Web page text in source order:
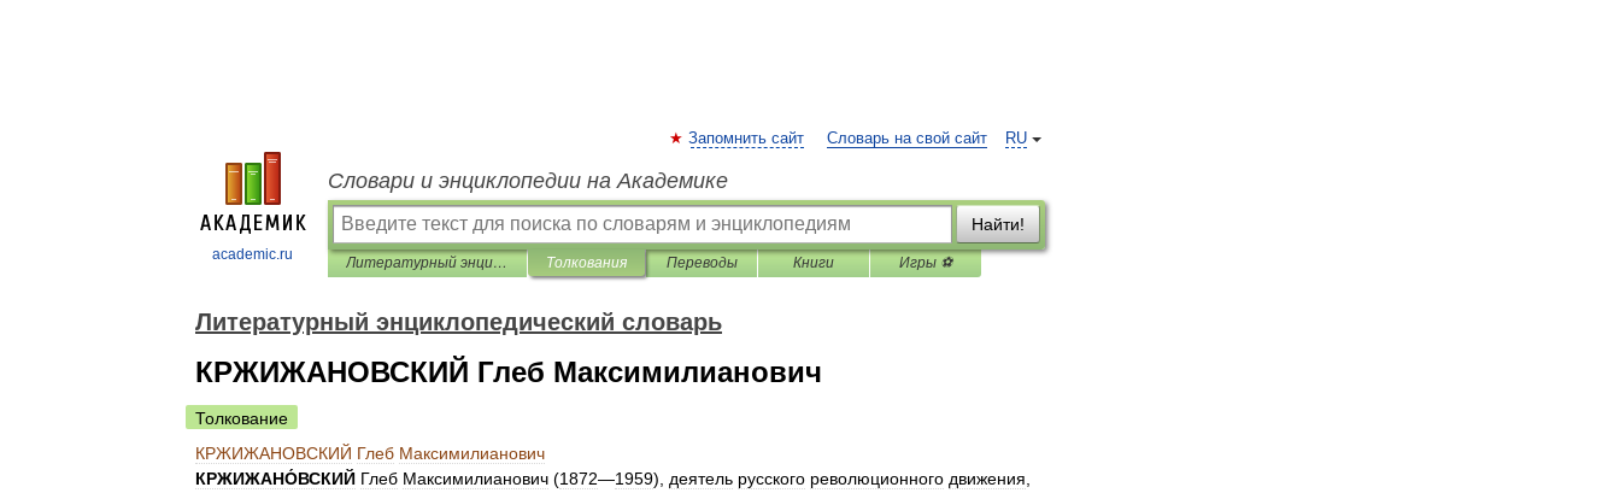
academic.ru
RU
Запомнить сайт Словарь на свой сайт
Словари и энциклопедии на Академике
Найти!
Литературный энциклопедический словарь Толкования Переводы Книги Игры ⚽
Литературный энциклопедический словарь
КРЖИЖАНОВСКИЙ Глеб Максимилианович
Толкование
КРЖИЖАНОВСКИЙ Глеб Максимилианович
КРЖИЖАНО́ВСКИЙ Глеб Максимилианович (1872—1959), деятель русского революционного движения